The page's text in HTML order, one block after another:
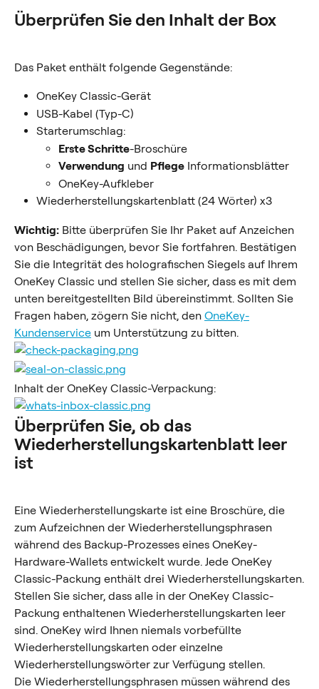
Überprüfen Sie den Inhalt der Box
Das Paket enthält folgende Gegenstände:
OneKey Classic-Gerät
USB-Kabel (Typ-C)
Starterumschlag:
Erste Schritte-Broschüre
Verwendung und Pflege Informationsblätter
OneKey-Aufkleber
Wiederherstellungskartenblatt (24 Wörter) x3
Wichtig: Bitte überprüfen Sie Ihr Paket auf Anzeichen
von Beschädigungen, bevor Sie fortfahren. Bestätigen
Sie die Integrität des holografischen Siegels auf Ihrem
OneKey Classic und stellen Sie sicher, dass es mit dem
unten bereitgestellten Bild übereinstimmt. Sollten Sie
Fragen haben, zögern Sie nicht, den OneKey-
Kundenservice um Unterstützung zu bitten.
Inhalt der OneKey Classic-Verpackung:
Überprüfen Sie, ob das
Wiederherstellungskartenblatt leer
ist
Eine Wiederherstellungskarte ist eine Broschüre, die
zum Aufzeichnen der Wiederherstellungsphrasen
während des Backup-Prozesses eines OneKey-
Hardware-Wallets entwickelt wurde. Jede OneKey
Classic-Packung enthält drei Wiederherstellungskarten.
Stellen Sie sicher, dass alle in der OneKey Classic-
Packung enthaltenen Wiederherstellungskarten leer
sind. OneKey wird Ihnen niemals vorbefüllte
Wiederherstellungskarten oder einzelne
Wiederherstellungswörter zur Verfügung stellen.
Die Wiederherstellungsphrasen müssen während des